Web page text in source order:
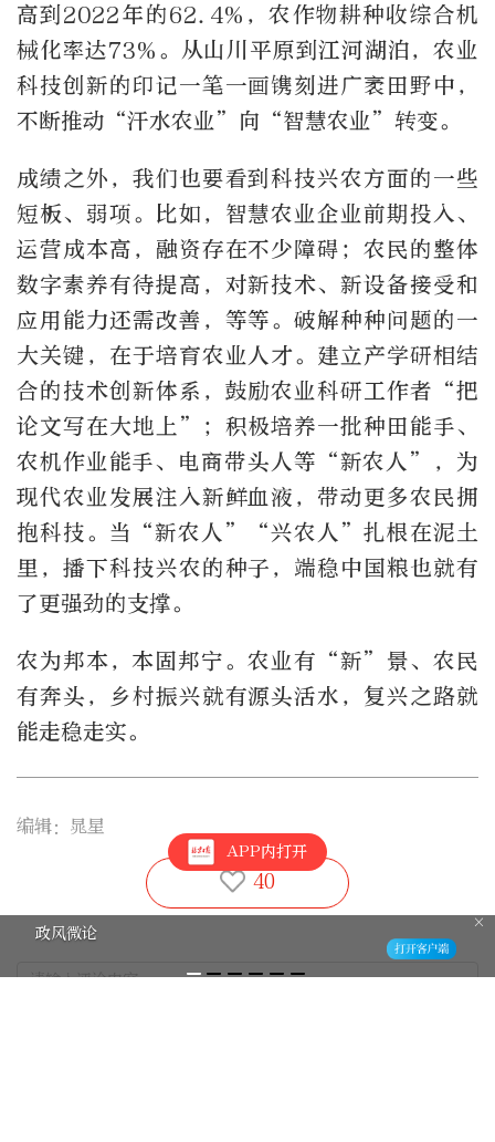
高到2022年的62.4%，农作物耕种收综合机
械化率达73%。从山川平原到江河湖泊，农业
科技创新的印记一笔一画镌刻进广袤田野中，
不断推动“汗水农业”向“智慧农业”转变。
成绩之外，我们也要看到科技兴农方面的一些
短板、弱项。比如，智慧农业企业前期投入、
运营成本高，融资存在不少障碍；农民的整体
数字素养有待提高，对新技术、新设备接受和
应用能力还需改善，等等。破解种种问题的一
大关键，在于培育农业人才。建立产学研相结
合的技术创新体系，鼓励农业科研工作者“把
论文写在大地上”；积极培养一批种田能手、
农机作业能手、电商带头人等“新农人”，为
现代农业发展注入新鲜血液，带动更多农民拥
抱科技。当“新农人”“兴农人”扎根在泥土
里，播下科技兴农的种子，端稳中国粮也就有
了更强劲的支撑。
农为邦本，本固邦宁。农业有“新”景、农民
有奔头，乡村振兴就有源头活水，复兴之路就
能走稳走实。
编辑：晁星
40
APP内打开
政风微论